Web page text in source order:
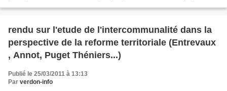
rendu sur l'etude de l'intercommunalité dans la
perspective de la reforme territoriale (Entrevaux
, Annot, Puget Théniers...)
Publié le 25/03/2011 à 13:13
Par verdon-info